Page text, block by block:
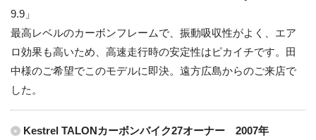
9.9」
最高レベルのカーボンフレームで、振動吸収性がよく、エア
ロ効果も高いため、高速走行時の安定性はピカイチです。田
中様のご希望でこのモデルに即決。遠方広島からのご来店で
した。
Kestrel TALONカーボンバイク27オーナー 2007年